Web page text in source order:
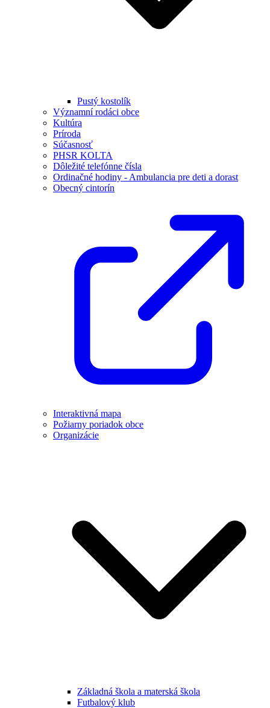
Pustý kostolík
Významní rodáci obce
Kultúra
Príroda
Súčasnosť
PHSR KOLTA
Dôležité telefónne čísla
Ordinačné hodiny - Ambulancia pre deti a dorast
Obecný cintorín
Interaktivná mapa
Požiarny poriadok obce
Organizácie
Základná škola a materská škola
Futbalový klub